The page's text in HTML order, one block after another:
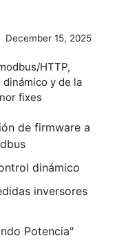
December 15, 2025
HTTP,
y de la
fixes
de firmware a
dinámico
inversores
Potencia"